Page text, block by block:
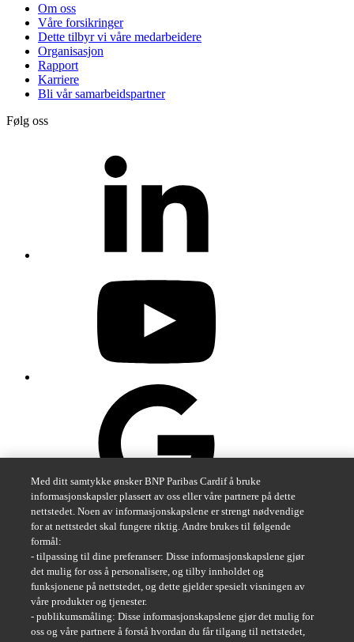
Om oss
Våre forsikringer
Dette tilbyr vi våre medarbeidere
Organisasjon
Rapport
Karriere
Bli vår samarbeidspartner
Følg oss
Norge The insurer for a changing world
Varsling
Personopplysninger
Brukervilkår
Cookies
@ BNP Paribas Cardif 2026
Med ditt samtykke ønsker BNP Paribas Cardif å bruke
informasjonskapsler plassert av oss eller våre partnere på dette
nettstedet. Noen av informasjonskapslene er strengt nødvendige
for at nettstedet skal fungere riktig. Andre brukes til følgende
formål:
- tilpassing til dine preferanser: Disse informasjonskapslene gjør
det mulig for oss å personalisere, og tilby innholdet og
funksjonene på nettstedet, og dette gjelder spesielt visningen av
våre produkter og tjenester.
- publikumsmåling: Disse informasjonskapslene gjør det mulig for
oss og våre partnere å forstå hvordan du får tilgang til nettstedet,